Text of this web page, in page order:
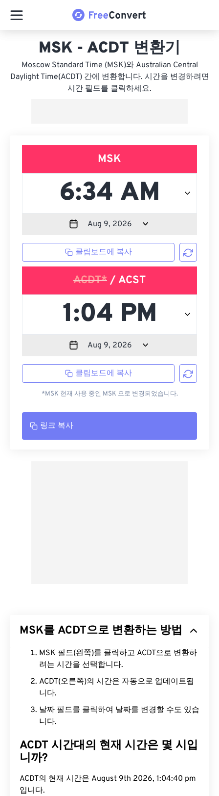
MSK - ACDT 변환기
Moscow Standard Time (MSK)와 Australian Central
Daylight Time(ACDT) 간에 변환합니다. 시간을 변경하려면
시간 필드를 클릭하세요.
MSK
클립보드에 복사
ACDT* / ACST
클립보드에 복사
*MSK 현재 사용 중인 MSK 으로 변경되었습니다.
링크 복사
MSK를 ACDT으로 변환하는 방법
MSK 필드(왼쪽)를 클릭하고 ACDT으로 변환하
려는 시간을 선택합니다.
ACDT(오른쪽)의 시간은 자동으로 업데이트됩
니다.
날짜 필드를 클릭하여 날짜를 변경할 수도 있습
니다.
ACDT 시간대의 현재 시간은 몇 시입
니까?
ACDT의 현재 시간은 August 9th 2026, 1:04:41 pm
입니다.